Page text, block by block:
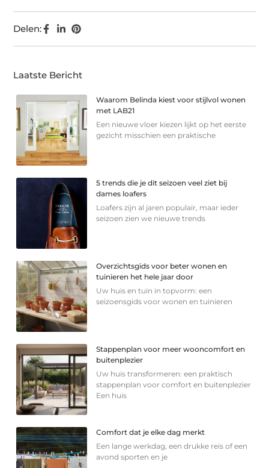
Delen:
Laatste Bericht
Waarom Belinda kiest voor stijlvol wonen
met LAB21
Een nieuwe vloer kiezen lijkt op het eerste
gezicht misschien een praktische
5 trends die je dit seizoen veel ziet bij
dames loafers
Loafers zijn al jaren populair, maar ieder
seizoen zien we nieuwe trends
Overzichtsgids voor beter wonen en
tuinieren het hele jaar door
Uw huis en tuin in topvorm: een
seizoensgids voor wonen en tuinieren
Stappenplan voor meer wooncomfort en
buitenplezier
Uw huis transformeren: een praktisch
stappenplan voor comfort en buitenplezier
Een huis
Comfort dat je elke dag merkt
Een lange werkdag, een drukke reis of een
avond sporten en je